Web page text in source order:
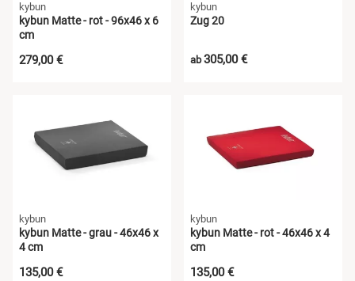
kybun
kybun Matte - rot - 96x46 x 6
cm
279,00 €
kybun
Zug 20
ab305,00 €
kybun
kybun Matte - grau - 46x46 x
4 cm
135,00 €
kybun
kybun Matte - rot - 46x46 x 4
cm
135,00 €